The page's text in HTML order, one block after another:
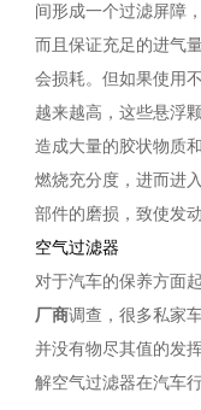
间形成一个过滤屏障
而且保证充足的进气
会损耗。但如果使用
越来越高，这些悬浮
造成大量的胶状物质
燃烧充分度，进而进
部件的磨损，致使发
空气过滤器
对于汽车的保养方面
厂商调查，很多私家
并没有物尽其值的发
解空气过滤器在汽车